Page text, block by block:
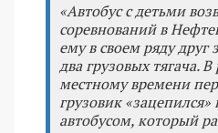
«Автобус с детьми
соревнований в
ему в своем ряду друг
два грузовых тягача.
местному времени
грузовик «зацепился»
автобусом, который